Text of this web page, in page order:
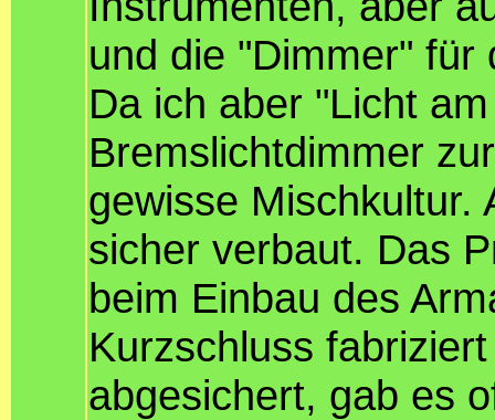
und die "Dimmer" für
Da ich aber "Licht
Bremslichtdimmer
gewisse Mischkultur.
sicher verbaut. Das
beim Einbau des
Kurzschluss
abgesichert, gab es